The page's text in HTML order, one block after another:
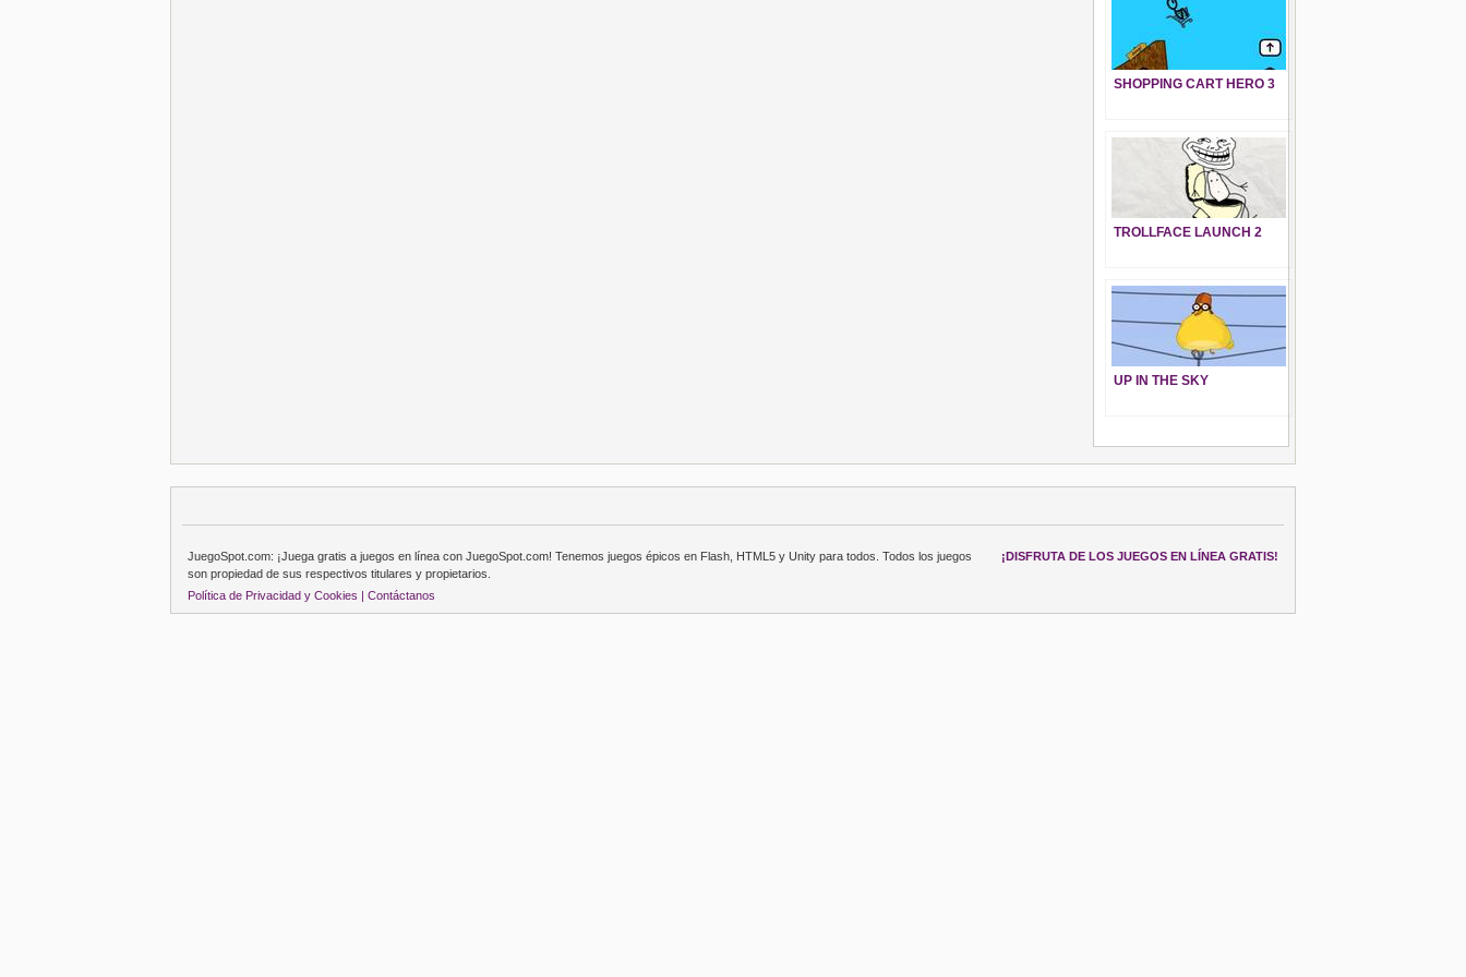
SHOPPING CART HERO 3
TROLLFACE LAUNCH 2
UP IN THE SKY
¡DISFRUTA DE LOS JUEGOS EN LÍNEA GRATIS!
JuegoSpot.com: ¡Juega gratis a juegos en línea con JuegoSpot.com! Tenemos juegos épicos en Flash, HTML5 y Unity para todos. Todos los juegos
son propiedad de sus respectivos titulares y propietarios.
Política de Privacidad y Cookies | Contáctanos